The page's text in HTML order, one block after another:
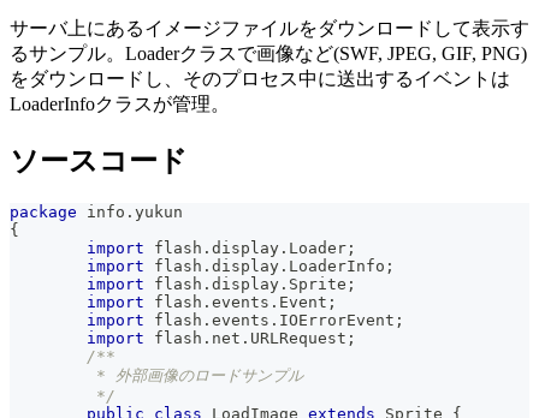
サーバ上にあるイメージファイルをダウンロードして表示す
るサンプル。Loaderクラスで画像など(SWF, JPEG, GIF, PNG)
をダウンロードし、そのプロセス中に送出するイベントは
LoaderInfoクラスが管理。
ソースコード
package info . yukun
{
import flash . display . Loader ;
import flash . display . LoaderInfo ;
import flash . display . Sprite ;
import flash . events . Event ;
import flash . events . IOErrorEvent ;
import flash . net . URLRequest ;
/**
	 * 外部画像のロードサンプル
	 */
public
class LoadImage extends Sprite
{